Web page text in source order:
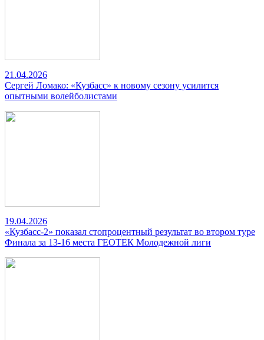
21.04.2026
Сергей Ломако: «Кузбасс» к новому сезону усилится
опытными волейболистами
19.04.2026
«Кузбасс-2» показал стопроцентный результат во втором туре
Финала за 13-16 места ГЕОТЕК Молодежной лиги